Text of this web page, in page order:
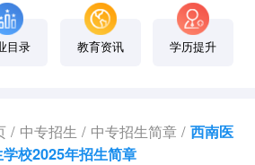
目录 教育资讯 学历提升
/ 中专招生 / 中专招生简章/ 西南医
校2025年招生简章